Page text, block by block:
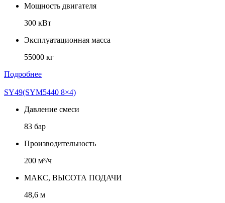
Мощность двигателя
300 кВт
Эксплуатационная масса
55000 кг
Подробнее
SY49(SYM5440 8×4)
Давление смеси
83 бар
Производительность
200 м³/ч
МАКС, ВЫСОТА ПОДАЧИ
48,6 м